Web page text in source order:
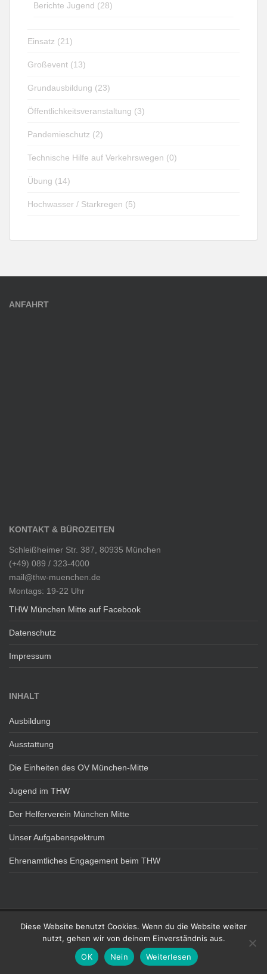
Berichte Jugend (28)
Einsatz (21)
Großevent (13)
Grundausbildung (23)
Öffentlichkeitsveranstaltung (3)
Pandemieschutz (2)
Technische Hilfe auf Verkehrswegen (0)
Übung (14)
Hochwasser / Starkregen (5)
ANFAHRT
KONTAKT & BÜROZEITEN
Schleißheimer Str. 387, 80935 München
(+49) 089 / 323-4000
mail@thw-muenchen.de
Montags: 19-22 Uhr
THW München Mitte auf Facebook
Datenschutz
Impressum
INHALT
Ausbildung
Ausstattung
Die Einheiten des OV München-Mitte
Jugend im THW
Der Helferverein München Mitte
Unser Aufgabenspektrum
Ehrenamtliches Engagement beim THW
DATENSCHUTZ IMPRESSUM
Technisches Hilfswerk - OV München Mitte Theme von Colorlib
WordPress
Diese Website benutzt Cookies. Wenn du die Website weiter
nutzt, gehen wir von deinem Einverständnis aus.
OK
Nein Weiterlesen